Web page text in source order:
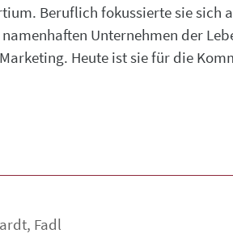
Beruflich fokussierte sie
Unternehmen der
Heute ist sie für die
, Fadl